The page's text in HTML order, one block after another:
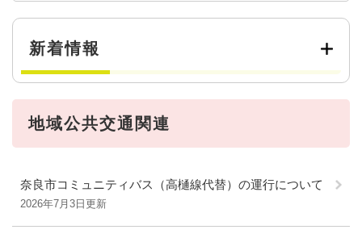
新着情報
地域公共交通関連
奈良市コミュニティバス（高樋線代替）の運行について
2026年7月3日更新